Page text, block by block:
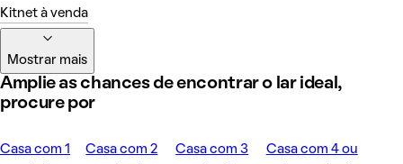
Kitnet à venda
Mostrar mais
Amplie as chances de encontrar o lar ideal,
procure por
Casa com 1
Casa com 2
Casa com 3
Casa com 4 ou